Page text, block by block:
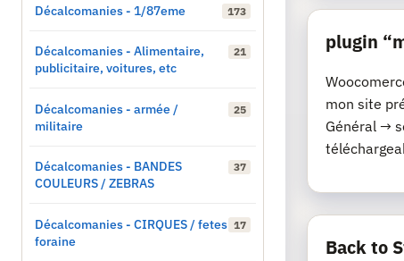
plugin
mon site
Général →
Back to
Décalcomanies - 1/87eme 173
Décalcomanies - Alimentaire,
publicitaire, voitures, etc
21
Décalcomanies - armée /
militaire
25
Décalcomanies - BANDES
COULEURS / ZEBRAS
37
Décalcomanies - CIRQUES / fetes
foraine
17